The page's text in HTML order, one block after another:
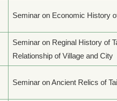
Seminar on Economic History
Seminar on Reginal History of
Relationship of Village and City
Seminar on Ancient Relics of